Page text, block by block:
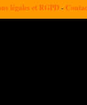
légales et RGPD -